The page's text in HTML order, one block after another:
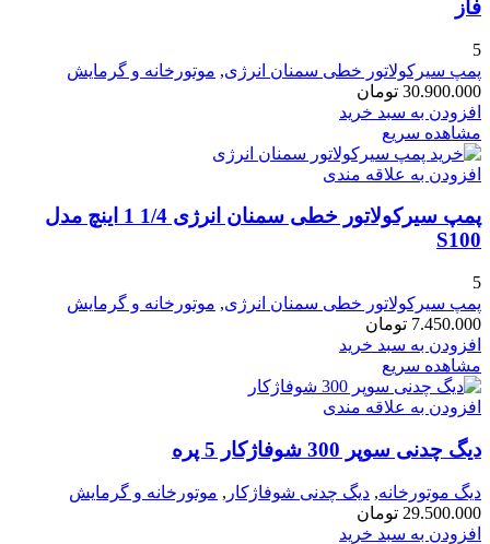
فاز
5
پمپ سیرکولاتور خطی سمنان انرژی, موتورخانه و گرمایش
30.900.000 تومان
افزودن به سبد خرید
مشاهده سریع
افزودن به علاقه مندی
پمپ سیرکولاتور خطی سمنان انرژی 1/4 1 اینچ مدل
S100
5
پمپ سیرکولاتور خطی سمنان انرژی, موتورخانه و گرمایش
7.450.000 تومان
افزودن به سبد خرید
مشاهده سریع
افزودن به علاقه مندی
دیگ چدنی سوپر 300 شوفاژکار 5 پره
دیگ موتورخانه, دیگ چدنی شوفاژکار , موتورخانه و گرمایش
29.500.000 تومان
افزودن به سبد خرید